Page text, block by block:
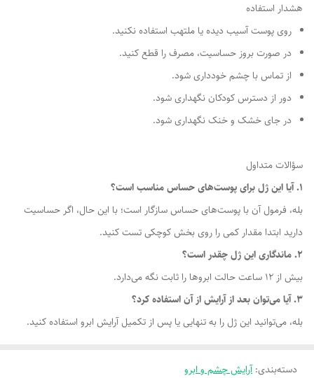
هشدار استفاده
روی پوست آسیب دیده یا ملتهب استفاده نکنید.
در صورت بروز حساسیت، مصرف را قطع کنید.
از تماس با چشم خودداری شود.
دور از دسترس کودکان نگهداری شود.
در جای خشک و خنک نگهداری شود.
سؤالات متداول
1. آیا این ژل برای پوست‌های حساس مناسب است؟
بله، فرمول آن با پوست‌های حساس سازگار است؛ با این حال، اگر حساسیت
دارید ابتدا مقدار کمی را روی بخش کوچکی تست کنید.
2. ماندگاری این ژل چقدر است؟
بیش از 12 ساعت حالت ابروها را ثابت نگه می‌دارد.
3. آیا می‌توان بعد از آرایش از آن استفاده کرد؟
بله، می‌توانید این ژل را به تنهایی یا پس از تکمیل آرایش ابرو استفاده کنید.
دسته‌بندی:آرایش چشم و ابرو